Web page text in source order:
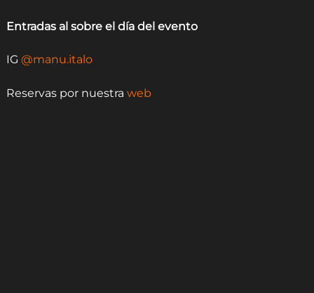
Entradas al sobre el día del evento
IG @manu.italo
Reservas por nuestra web